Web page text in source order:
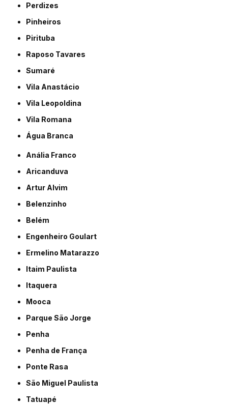
Perdizes
Pinheiros
Pirituba
Raposo Tavares
Sumaré
Vila Anastácio
Vila Leopoldina
Vila Romana
Água Branca
Anália Franco
Aricanduva
Artur Alvim
Belenzinho
Belém
Engenheiro Goulart
Ermelino Matarazzo
Itaim Paulista
Itaquera
Mooca
Parque São Jorge
Penha
Penha de França
Ponte Rasa
São Miguel Paulista
Tatuapé